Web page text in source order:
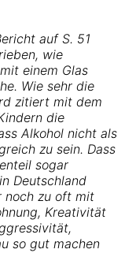
auf S. 51
wie
einem Glas
Wie sehr die
zitiert mit dem
die
Alkohol nicht als
zu sein. Dass
sogar
Deutschland
noch zu oft mit
Kreativität
so gut machen